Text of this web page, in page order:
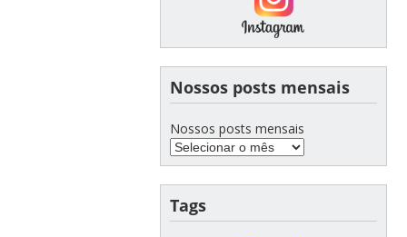
Nossos posts mensais
Nossos posts mensais
Tags